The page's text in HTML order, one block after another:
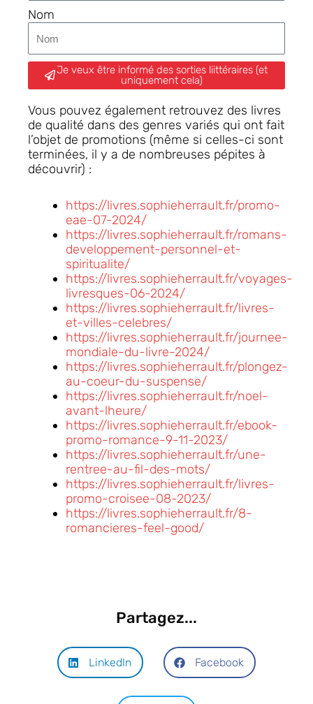
Nom
Je veux être informé des sorties liittéraires (et
uniquement cela)
Vous pouvez également retrouvez des livres
de qualité dans des genres variés qui ont fait
l’objet de promotions (même si celles-ci sont
terminées, il y a de nombreuses pépites à
découvrir) :
https://livres.sophieherrault.fr/promo-
eae-07-2024/
https://livres.sophieherrault.fr/romans-
developpement-personnel-et-
spiritualite/
https://livres.sophieherrault.fr/voyages-
livresques-06-2024/
https://livres.sophieherrault.fr/livres-
et-villes-celebres/
https://livres.sophieherrault.fr/journee-
mondiale-du-livre-2024/
https://livres.sophieherrault.fr/plongez-
au-coeur-du-suspense/
https://livres.sophieherrault.fr/noel-
avant-lheure/
https://livres.sophieherrault.fr/ebook-
promo-romance-9-11-2023/
https://livres.sophieherrault.fr/une-
rentree-au-fil-des-mots/
https://livres.sophieherrault.fr/livres-
promo-croisee-08-2023/
https://livres.sophieherrault.fr/8-
romancieres-feel-good/
Partagez...
LinkedIn Facebook